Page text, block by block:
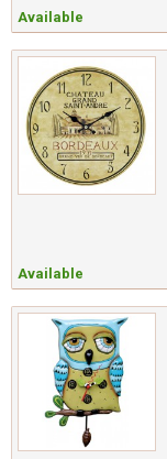
Available
Available